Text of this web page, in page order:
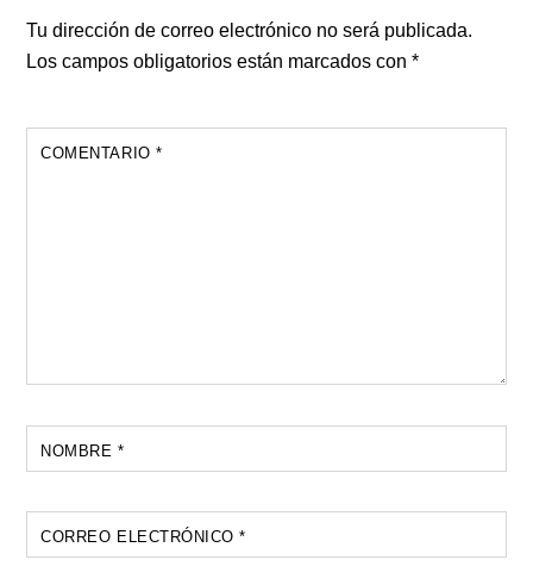
Tu dirección de correo electrónico no será publicada.
Los campos obligatorios están marcados con*
COMENTARIO*
NOMBRE *
CORREO ELECTRÓNICO*